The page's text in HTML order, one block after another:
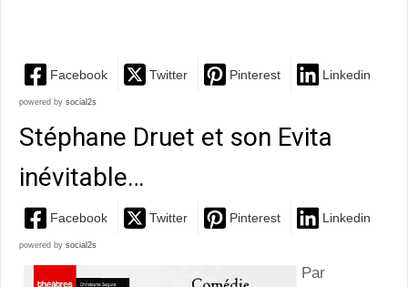
Facebook Twitter Pinterest Linkedin
powered by social2s
Stéphane Druet et son Evita
inévitable…
Facebook Twitter Pinterest Linkedin
powered by social2s
Par